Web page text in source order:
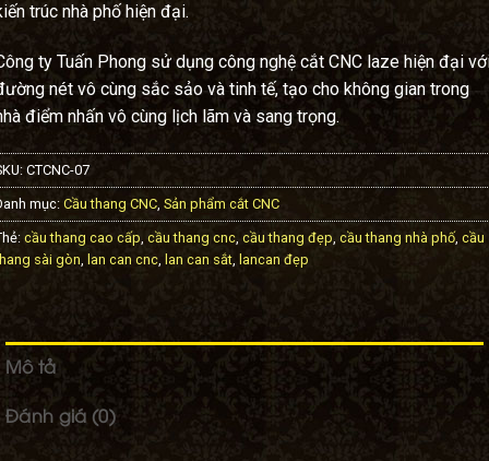
trúc nhà phố hiện đại.
ty Tuấn Phong sử dụng công nghệ cắt CNC laze hiện đại
nét vô cùng sắc sảo và tinh tế, tạo cho không gian trong
điểm nhấn vô cùng lịch lãm và sang trọng.
CTCNC-07
mục: Cầu thang CNC Sản phẩm cắt CNC
cầu thang cao cấp cầu thang cnc cầu thang đẹp cầu thang nhà phố, cầu
sài gòn lan can cnc lan can sắt lancan đẹp
Mô tả
Đánh giá (0)